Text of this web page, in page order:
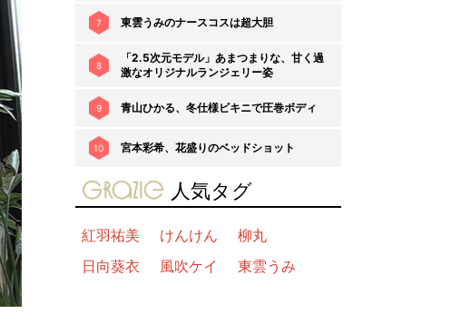
7 東雲うみのナースコスは超大胆
8
「2.5次元モデル」あまつまりな、甘く過
激なオリジナルランジェリー姿
9 青山ひかる、冬仕様ビキニで圧巻ボディ
10 宮本彩希、花盛りのベッドショット
gravure-grazie
人気タグ
紅羽祐美 けんけん
柳丸
日向葵衣
風吹ケイ 東雲うみ